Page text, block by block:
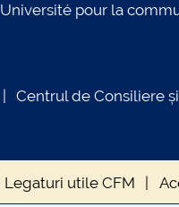
Université pour la
Centrul de Consiliere
Legaturi utile CFM